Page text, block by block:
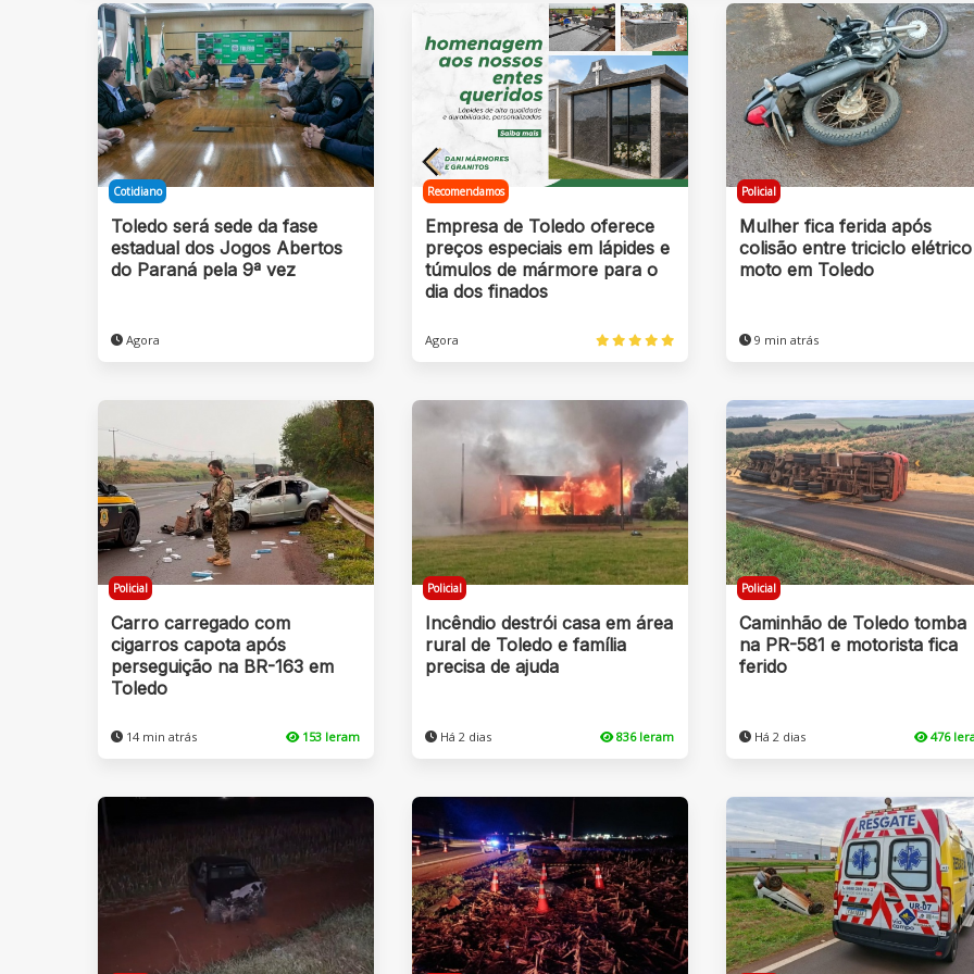
Cotidiano
Toledo será sede da fase
estadual dos Jogos Abertos
do Paraná pela 9ª vez
Agora
Recomendamos
Empresa de Toledo oferece
preços especiais em lápides e
túmulos de mármore para o
dia dos finados
Agora
Policial
Mulher fica ferida após
colisão entre triciclo
moto em Toledo
9 min atrás
Policial
Carro carregado com
cigarros capota após
perseguição na BR-163 em
Toledo
14 min atrás 153 leram
Policial
Incêndio destrói casa em área
rural de Toledo e família
precisa de ajuda
Há 2 dias 836 leram
Policial
Caminhão de Toledo tomba
na PR-581 e motorista fica
ferido
Há 2 dias 476